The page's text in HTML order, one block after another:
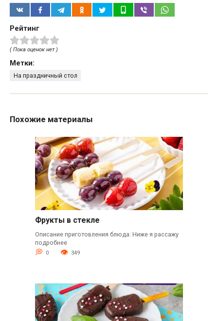
Рейтинг
( Пока оценок нет )
Метки:
На праздничный стол
Похожие материалы
Фрукты в стекле
Описание приготовления блюда: Ниже я рассажу
подробнее
0 349